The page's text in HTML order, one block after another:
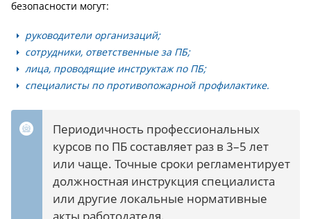
безопасности могут:
руководители организаций;
сотрудники, ответственные за ПБ;
лица, проводящие инструктаж по ПБ;
специалисты по противопожарной профилактике.
Периодичность профессиональных
курсов по ПБ составляет раз в 3–5 лет
или чаще. Точные сроки регламентирует
должностная инструкция специалиста
или другие локальные нормативные